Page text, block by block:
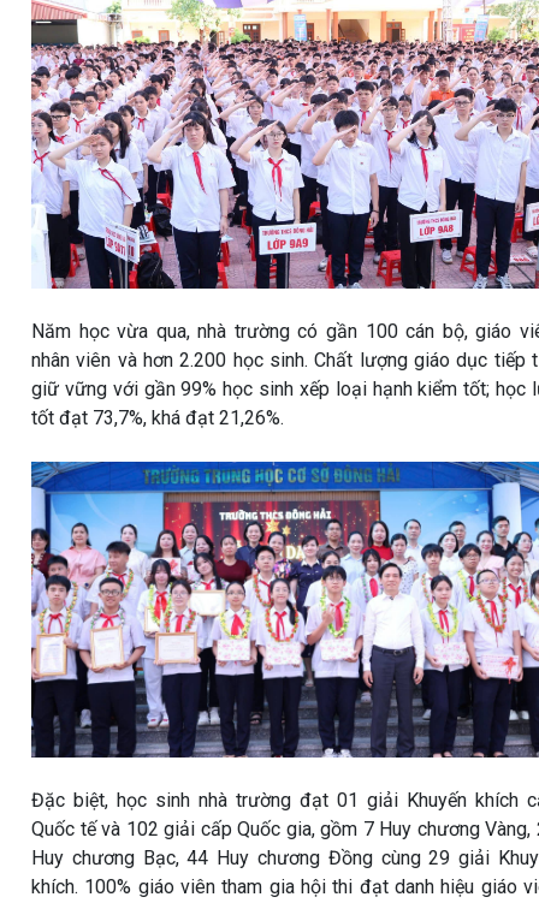
Năm học vừa qua, nhà trường có gần 100 cán bộ, giáo
nhân viên và hơn 2.200 học sinh. Chất lượng giáo dục tiếp
giữ vững với gần 99% học sinh xếp loại hạnh kiểm tốt; học
tốt đạt 73,7%, khá đạt 21,26%.
Đặc biệt, học sinh nhà trường đạt 01 giải Khuyến khích
Quốc tế và 102 giải cấp Quốc gia, gồm 7 Huy chương Vàng,
Huy chương Bạc, 44 Huy chương Đồng cùng 29 giải
khích. 100% giáo viên tham gia hội thi đạt danh hiệu giáo